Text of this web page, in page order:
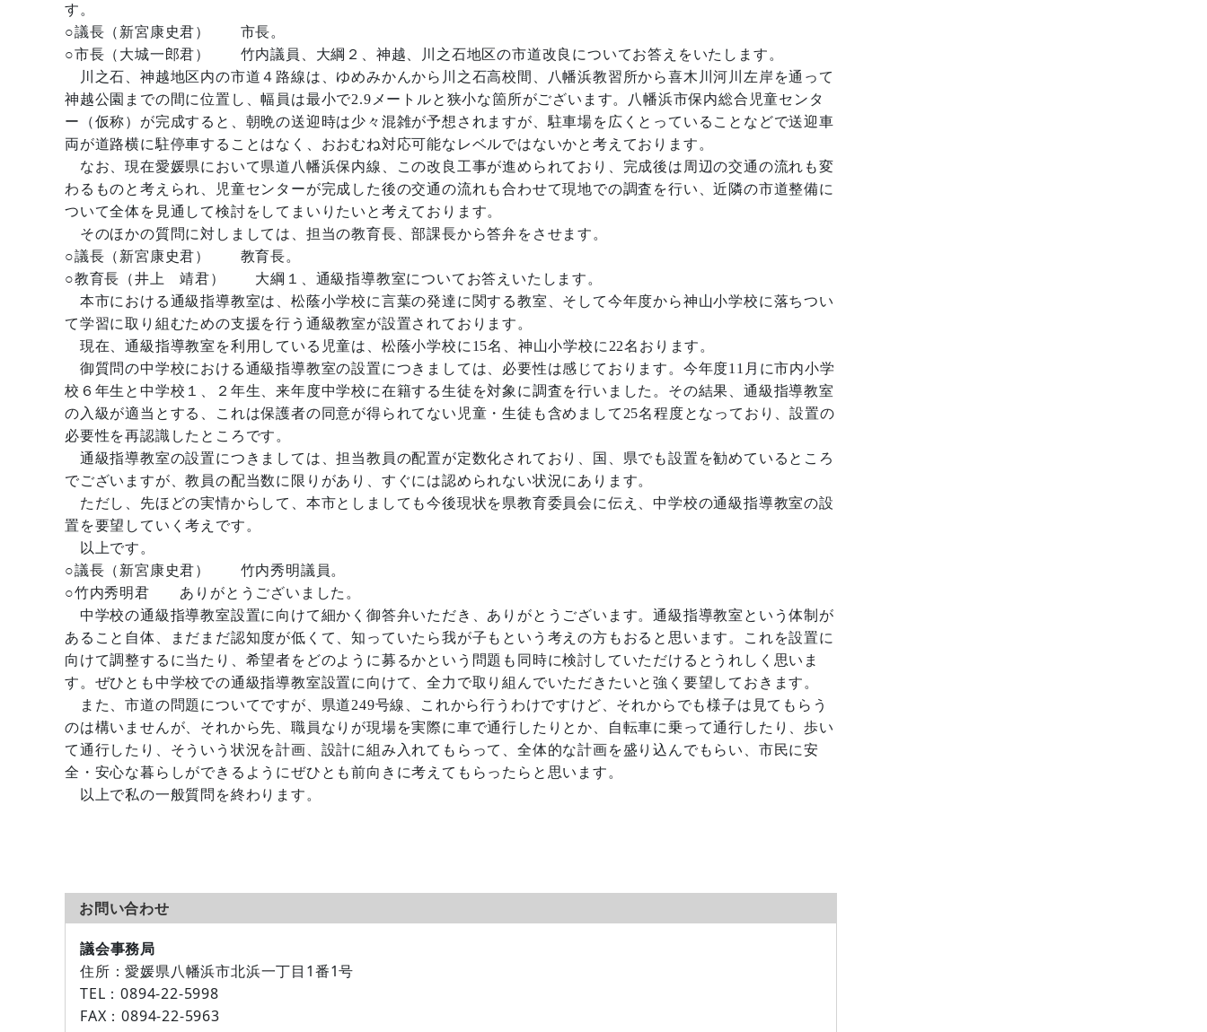
す。
○議長（新宮康史君） 市長。
○市長（大城一郎君） 竹内議員、大綱２、神越、川之石地区の市道改良についてお答えをいたします。
川之石、神越地区内の市道４路線は、ゆめみかんから川之石高校間、八幡浜教習所から喜木川河川左岸を通って
神越公園までの間に位置し、幅員は最小で2.9メートルと狭小な箇所がございます。八幡浜市保内総合児童センタ
ー（仮称）が完成すると、朝晩の送迎時は少々混雑が予想されますが、駐車場を広くとっていることなどで送迎車
両が道路横に駐停車することはなく、おおむね対応可能なレベルではないかと考えております。
なお、現在愛媛県において県道八幡浜保内線、この改良工事が進められており、完成後は周辺の交通の流れも変
わるものと考えられ、児童センターが完成した後の交通の流れも合わせて現地での調査を行い、近隣の市道整備に
ついて全体を見通して検討をしてまいりたいと考えております。
そのほかの質問に対しましては、担当の教育長、部課長から答弁をさせます。
○議長（新宮康史君） 教育長。
○教育長（井上 靖君） 大綱１、通級指導教室についてお答えいたします。
本市における通級指導教室は、松蔭小学校に言葉の発達に関する教室、そして今年度から神山小学校に落ちつい
て学習に取り組むための支援を行う通級教室が設置されております。
現在、通級指導教室を利用している児童は、松蔭小学校に15名、神山小学校に22名おります。
御質問の中学校における通級指導教室の設置につきましては、必要性は感じております。今年度11月に市内小学
校６年生と中学校１、２年生、来年度中学校に在籍する生徒を対象に調査を行いました。その結果、通級指導教室
の入級が適当とする、これは保護者の同意が得られてない児童・生徒も含めまして25名程度となっており、設置の
必要性を再認識したところです。
通級指導教室の設置につきましては、担当教員の配置が定数化されており、国、県でも設置を勧めているところ
でございますが、教員の配当数に限りがあり、すぐには認められない状況にあります。
ただし、先ほどの実情からして、本市としましても今後現状を県教育委員会に伝え、中学校の通級指導教室の設
置を要望していく考えです。
以上です。
○議長（新宮康史君） 竹内秀明議員。
○竹内秀明君 ありがとうございました。
中学校の通級指導教室設置に向けて細かく御答弁いただき、ありがとうございます。通級指導教室という体制が
あること自体、まだまだ認知度が低くて、知っていたら我が子もという考えの方もおると思います。これを設置に
向けて調整するに当たり、希望者をどのように募るかという問題も同時に検討していただけるとうれしく思いま
す。ぜひとも中学校での通級指導教室設置に向けて、全力で取り組んでいただきたいと強く要望しておきます。
また、市道の問題についてですが、県道249号線、これから行うわけですけど、それからでも様子は見てもらう
のは構いませんが、それから先、職員なりが現場を実際に車で通行したりとか、自転車に乗って通行したり、歩い
て通行したり、そういう状況を計画、設計に組み入れてもらって、全体的な計画を盛り込んでもらい、市民に安
全・安心な暮らしができるようにぜひとも前向きに考えてもらったらと思います。
以上で私の一般質問を終わります。
お問い合わせ
議会事務局
住所：愛媛県八幡浜市北浜一丁目1番1号
TEL：0894-22-5998
FAX：0894-22-5963